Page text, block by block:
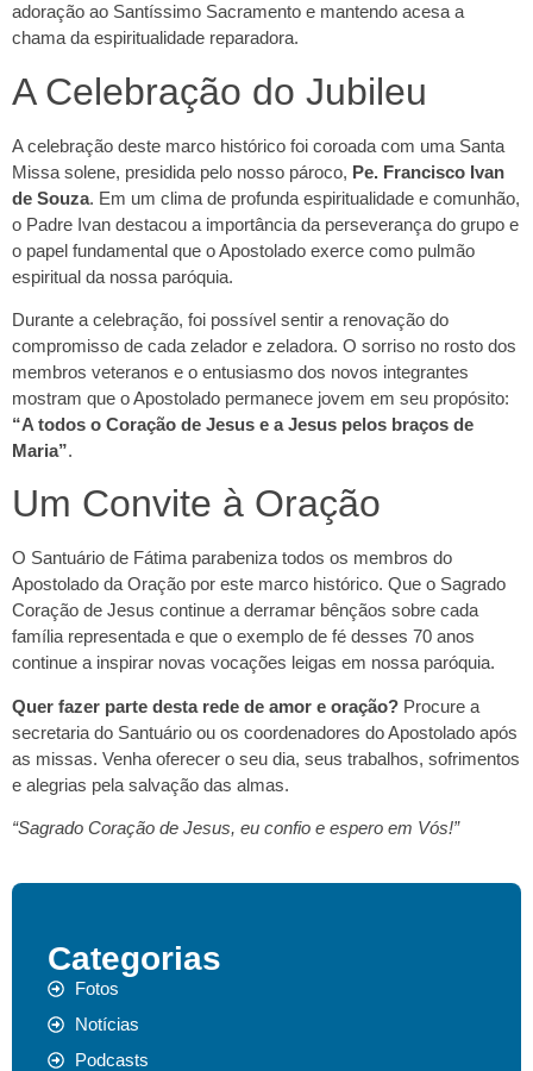
adoração ao Santíssimo Sacramento e mantendo acesa a
chama da espiritualidade reparadora.
A Celebração do Jubileu
A celebração deste marco histórico foi coroada com uma Santa
Missa solene, presidida pelo nosso pároco, Pe. Francisco Ivan
de Souza. Em um clima de profunda espiritualidade e comunhão,
o Padre Ivan destacou a importância da perseverança do grupo e
o papel fundamental que o Apostolado exerce como pulmão
espiritual da nossa paróquia.
Durante a celebração, foi possível sentir a renovação do
compromisso de cada zelador e zeladora. O sorriso no rosto dos
membros veteranos e o entusiasmo dos novos integrantes
mostram que o Apostolado permanece jovem em seu propósito:
“A todos o Coração de Jesus e a Jesus pelos braços de
Maria”.
Um Convite à Oração
O Santuário de Fátima parabeniza todos os membros do
Apostolado da Oração por este marco histórico. Que o Sagrado
Coração de Jesus continue a derramar bênçãos sobre cada
família representada e que o exemplo de fé desses 70 anos
continue a inspirar novas vocações leigas em nossa paróquia.
Quer fazer parte desta rede de amor e oração? Procure a
secretaria do Santuário ou os coordenadores do Apostolado após
as missas. Venha oferecer o seu dia, seus trabalhos, sofrimentos
e alegrias pela salvação das almas.
“Sagrado Coração de Jesus, eu confio e espero em Vós!”
Categorias
Fotos
Notícias
Podcasts